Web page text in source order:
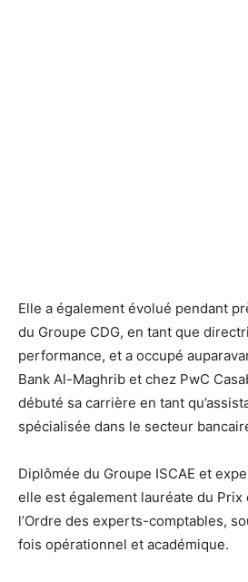
Elle a également évolué pendant
du Groupe CDG, en tant que
performance, et a occupé
Bank Al-Maghrib et chez PwC
débuté sa carrière en tant
spécialisée dans le secteur
Diplômée du Groupe ISCAE et
elle est également lauréate du Prix
l’Ordre des experts-comptables,
fois opérationnel et académique.